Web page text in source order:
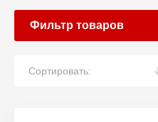
Фильтр товаров
Сортировать: